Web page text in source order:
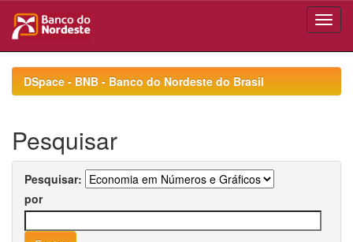
navigationDSpace - BNB - Banco do Nordeste do Brasil
Pesquisar
Pesquisar:
por